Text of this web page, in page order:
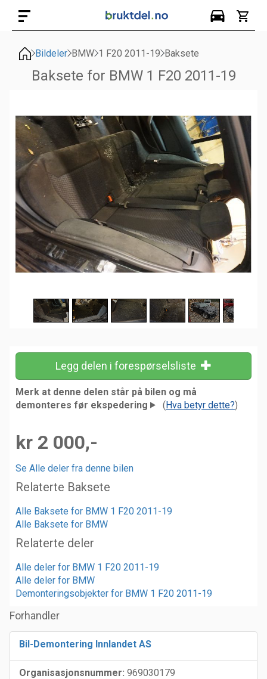
Bildeler BMW 1 F20 2011-19 Baksete
Baksete for BMW 1 F20 2011-19
Legg delen i forespørselsliste
Merk at denne delen står på bilen og må
demonteres før ekspedering
(Hva betyr dette?)
kr 2 000,-
Se Alle deler fra denne bilen
Relaterte Baksete
Alle Baksete for BMW 1 F20 2011-19
Alle Baksete for BMW
Relaterte deler
Alle deler for BMW 1 F20 2011-19
Alle deler for BMW
Demonteringsobjekter for BMW 1 F20 2011-19
Forhandler
Bil-Demontering Innlandet AS
Organisasjonsnummer: 969030179